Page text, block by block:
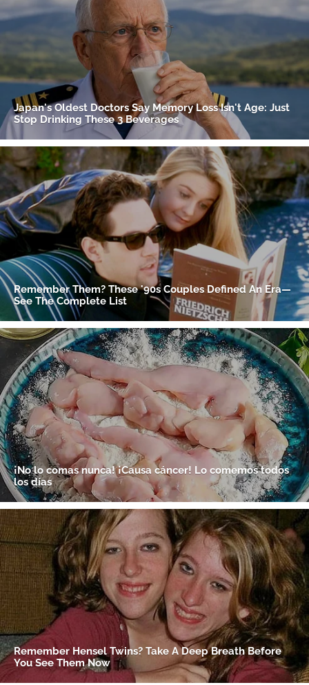
Gracias por suscribirte a nuestro boletín.
ACEPTAR